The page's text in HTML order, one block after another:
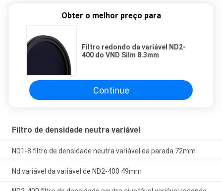
Obter o melhor preço para
Filtro redondo da variável ND2-
400 do VND Silm 8.3mm
Continue
Filtro de densidade neutra variável
ND1-8 filtro de densidade neutra variável da parada 72mm
Nd variável da variável de ND2-400 49mm